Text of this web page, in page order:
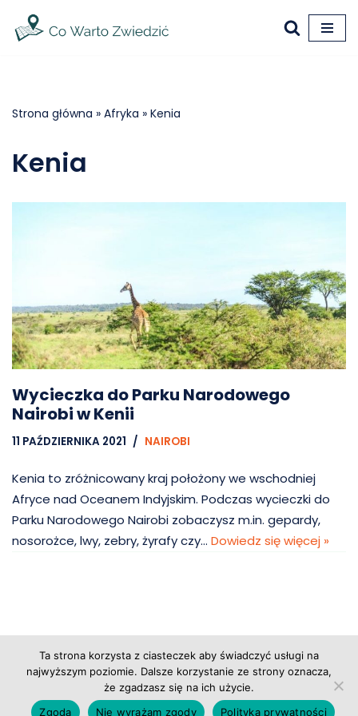
Przejdź
Strona główna » Afryka » Kenia
Kenia
Wycieczka do Parku Narodowego
Nairobi w Kenii
11 PAŹDZIERNIKA 2021 NAIROBI
Kenia to zróżnicowany kraj położony we wschodniej
Afryce nad Oceanem Indyjskim. Podczas wycieczki do
Parku Narodowego Nairobi zobaczysz m.in. gepardy,
nosorożce, lwy, zebry, żyrafy czy… Dowiedz się więcej »
Copyright © 2026 Grupa Probiz, CoWartoZwiedzic.pl
Regulamin serwisu|Polityka prywatności|
Ta strona korzysta z ciasteczek aby świadczyć usługi na
najwyższym poziomie. Dalsze korzystanie ze strony oznacza,
że zgadzasz się na ich użycie.
Zgoda
Nie wyrażam zgody Polityka prywatności